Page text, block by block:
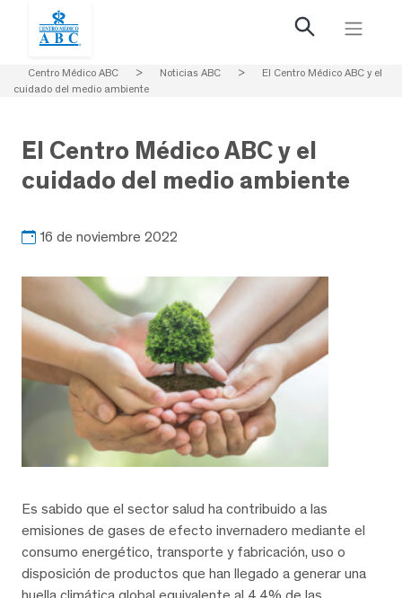
Centro Médico ABC > Noticias ABC >
El Centro Médico ABC y el
cuidado del medio ambiente
El Centro Médico ABC y el
cuidado del medio ambiente
16 de noviembre 2022
Es sabido que el sector salud ha contribuido a las
emisiones de gases de efecto invernadero mediante el
consumo energético, transporte y fabricación, uso o
disposición de productos que han llegado a generar una